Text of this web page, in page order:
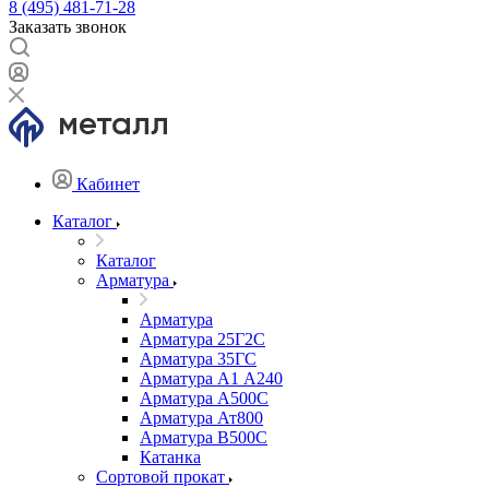
8 (495) 481-71-28
Заказать звонок
Кабинет
Каталог
Каталог
Арматура
Арматура
Арматура 25Г2С
Арматура 35ГС
Арматура А1 А240
Арматура А500С
Арматура Ат800
Арматура В500С
Катанка
Сортовой прокат